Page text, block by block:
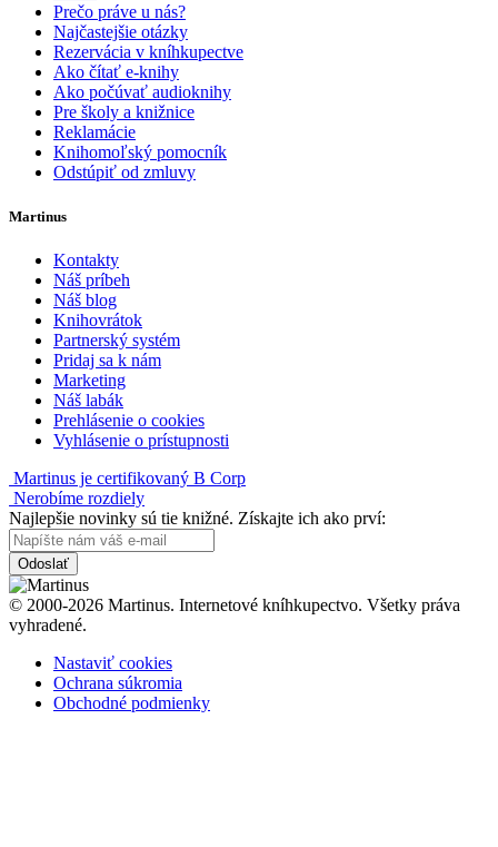
Prečo práve u nás?
Najčastejšie otázky
Rezervácia v kníhkupectve
Ako čítať e-knihy
Ako počúvať audioknihy
Pre školy a knižnice
Reklamácie
Knihomoľský pomocník
Odstúpiť od zmluvy
Martinus
Kontakty
Náš príbeh
Náš blog
Knihovrátok
Partnerský systém
Pridaj sa k nám
Marketing
Náš labák
Prehlásenie o cookies
Vyhlásenie o prístupnosti
Martinus je certifikovaný B Corp
Nerobíme rozdiely
Najlepšie novinky sú tie knižné. Získajte ich ako prví:
Odoslať
© 2000-2026 Martinus. Internetové kníhkupectvo. Všetky práva
vyhradené.
Nastaviť cookies
Ochrana súkromia
Obchodné podmienky